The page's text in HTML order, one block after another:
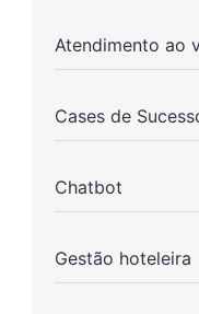
Atendimento ao
Cases de
Chatbot
Gestão hoteleira